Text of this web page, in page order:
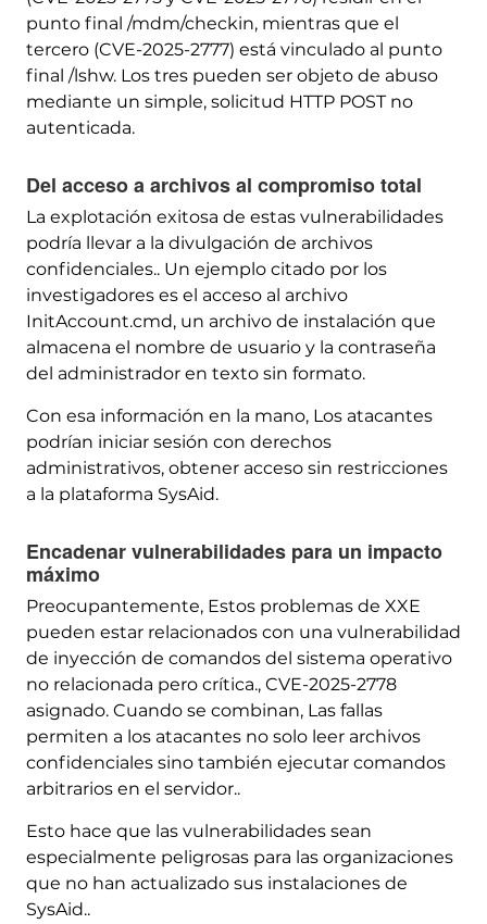
punto final /mdm/checkin, mientras que el
tercero (CVE-2025-2777) está vinculado al punto
final /lshw. Los tres pueden ser objeto de abuso
mediante un simple, solicitud HTTP POST no
autenticada.
Del acceso a archivos al compromiso total
La explotación exitosa de estas vulnerabilidades
podría llevar a la divulgación de archivos
confidenciales.. Un ejemplo citado por los
investigadores es el acceso al archivo
InitAccount.cmd, un archivo de instalación que
almacena el nombre de usuario y la contraseña
del administrador en texto sin formato.
Con esa información en la mano, Los atacantes
podrían iniciar sesión con derechos
administrativos, obtener acceso sin restricciones
a la plataforma SysAid.
Encadenar vulnerabilidades para un impacto
máximo
Preocupantemente, Estos problemas de XXE
pueden estar relacionados con una vulnerabilidad
de inyección de comandos del sistema operativo
no relacionada pero crítica., CVE-2025-2778
asignado. Cuando se combinan, Las fallas
permiten a los atacantes no solo leer archivos
confidenciales sino también ejecutar comandos
arbitrarios en el servidor..
Esto hace que las vulnerabilidades sean
especialmente peligrosas para las organizaciones
que no han actualizado sus instalaciones de
SysAid..